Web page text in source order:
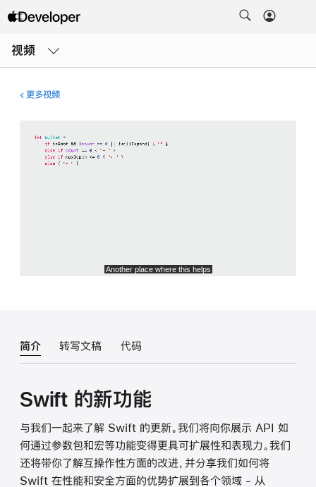
视频
单
更多视频
简介 转写文稿 代码
Swift 的新功能
与我们一起来了解 Swift 的更新。我们将向你展示 API 如
何通过参数包和宏等功能变得更具可扩展性和表现力。我们
还将带你了解互操作性方面的改进，并分享我们如何将
Swift 在性能和安全方面的优势扩展到各个领域 - 从